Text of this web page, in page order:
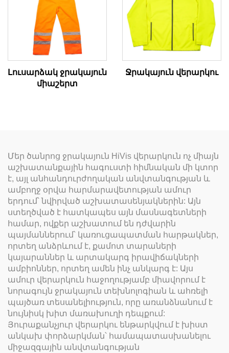
Լուսարձակ ջրակայուն
միաշերտ
Ջրակայուն վերարկու
Մեր ծանրոց ջրակայուն HiVis վերարկուն ոչ միայն
աշխատանքային հագուստի հիմնական մի կտոր
է, այլ անհանդուրժողական անվտանգության և
ամբողջ օրվա հարմարավետության ամուր
երդում՝ նվիրված աշխատասենյակներին: Այն
ստեղծված է հատկապես այն մասնագետների
համար, ովքեր աշխատում են դժվարին
պայմաններում՝ կառուցապատման հարթակներ,
որտեղ անձրևում է, քամոտ տարաների
կայարաններ և արտակարգ իրավիճակների
ամբիոններ, որտեղ ամեն ինչ անկարգ է: Այս
ամուր վերարկուն հաջողությամբ միավորում է
նորագույն ջրակայուն տեխնոլոգիան և ահռելի
պայծառ տեսանելիություն, որը առանձնանում է
նույնիսկ խիտ մառախուղի դեպքում:
Յուրաքանչյուր վերարկու ենթարկվում է խիստ
անկախ փորձարկման՝ համապատասխանելու
միջազգային անվտանգության